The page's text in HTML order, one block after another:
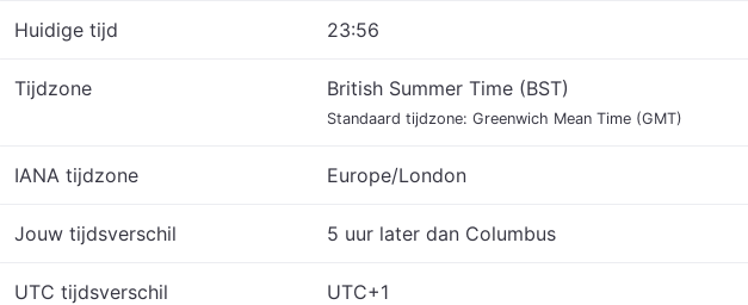
Huidige tijd 23:56
Tijdzone British Summer Time (BST)
Standaard tijdzone: Greenwich Mean Time (GMT)
IANA tijdzone Europe/London
Jouw tijdsverschil 5 uur later dan Columbus
UTC tijdsverschil
UTC+1